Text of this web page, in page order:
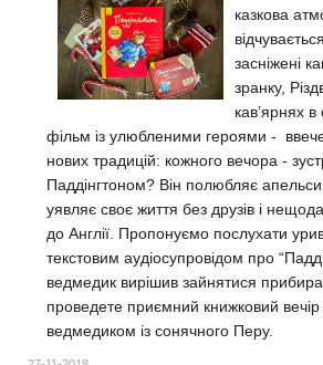
казкова
засніжені
зранку,
кав’ярнях
фільм із улюбленими героями -
нових традицій: кожного вечора -
Паддінгтоном? Він полюбляє
уявляє своє життя без друзів і
до Англії. Пропонуємо послухати
текстовим аудіосупровідом про
ведмедик вирішив зайнятися
проведете приємний книжковий вечір
ведмедиком із сонячного Перу.